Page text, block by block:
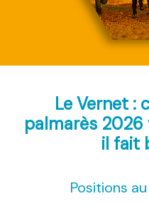
Le Vernet :
palmarès 2026
il fait
Positions